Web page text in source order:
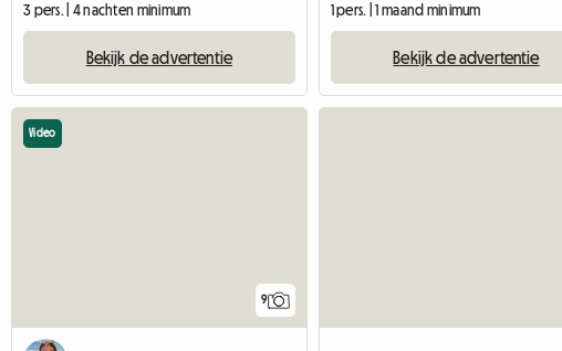
3 pers. | 4 nachten minimum
Bekijk de advertentie
1 pers. | 1 maand minimum
Bekijk de advertentie
9
Video